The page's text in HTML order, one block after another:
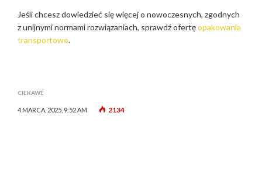
Jeśli chcesz dowiedzieć się więcej o nowoczesnych, zgodnych
z unijnymi normami rozwiązaniach, sprawdź ofertęopakowania
transportowe.
CIEKAWE
4 MARCA, 2025, 9:52 AM 2134